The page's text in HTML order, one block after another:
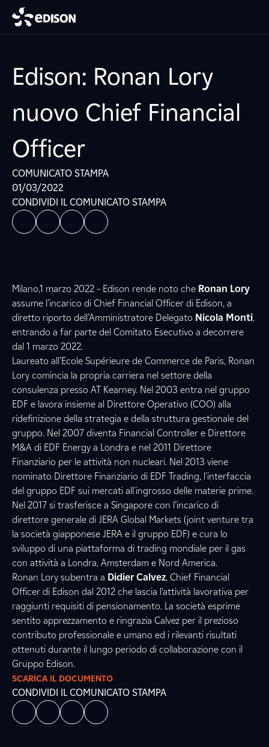
Edison: Ronan Lory
nuovo Chief Financial
Officer
COMUNICATO STAMPA
01/03/2022
CONDIVIDI IL COMUNICATO STAMPA
Milano,1 marzo 2022 – Edison rende noto che Ronan Lory
assume l’incarico di Chief Financial Officer di Edison, a
diretto riporto dell’Amministratore Delegato Nicola Monti,
entrando a far parte del Comitato Esecutivo a decorrere
dal 1 marzo 2022.
Laureato all’Ecole Supérieure de Commerce de Paris, Ronan
Lory comincia la propria carriera nel settore della
consulenza presso AT Kearney. Nel 2003 entra nel gruppo
EDF e lavora insieme al Direttore Operativo (COO) alla
ridefinizione della strategia e della struttura gestionale del
gruppo. Nel 2007 diventa Financial Controller e Direttore
M&A di EDF Energy a Londra e nel 2011 Direttore
Finanziario per le attività non nucleari. Nel 2013 viene
nominato Direttore Finanziario di EDF Trading, l'interfaccia
del gruppo EDF sui mercati all'ingrosso delle materie prime.
Nel 2017 si trasferisce a Singapore con l’incarico di
direttore generale di JERA Global Markets (joint venture tra
la società giapponese JERA e il gruppo EDF) e cura lo
sviluppo di una piattaforma di trading mondiale per il gas
con attività a Londra, Amsterdam e Nord America.
Ronan Lory subentra a Didier Calvez, Chief Financial
Officer di Edison dal 2012 che lascia l’attività lavorativa per
raggiunti requisiti di pensionamento. La società esprime
sentito apprezzamento e ringrazia Calvez per il prezioso
contributo professionale e umano ed i rilevanti risultati
ottenuti durante il lungo periodo di collaborazione con il
Gruppo Edison.
SCARICA IL DOCUMENTO
CONDIVIDI IL COMUNICATO STAMPA